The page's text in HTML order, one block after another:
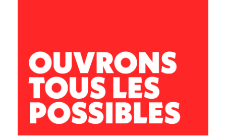
vitrolles@leolagrange.org